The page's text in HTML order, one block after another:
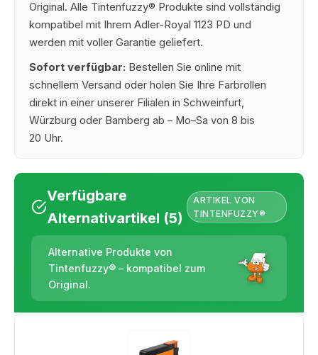
Original. Alle Tintenfuzzy® Produkte sind vollständig
kompatibel mit Ihrem Adler-Royal 1123 PD und
werden mit voller Garantie geliefert.
Sofort verfügbar: Bestellen Sie online mit
schnellem Versand oder holen Sie Ihre Farbrollen
direkt in einer unserer Filialen in Schweinfurt,
Würzburg oder Bamberg ab – Mo–Sa von 8 bis
20 Uhr.
Verfügbare
Alternativartikel (5)
ARTIKEL VON
TINTENFUZZY®
Alternative Produkte von
Tintenfuzzy® – kompatibel zum
Original.